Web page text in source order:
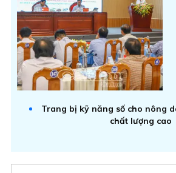
Trang bị kỹ năng số cho nông
chất lượng cao